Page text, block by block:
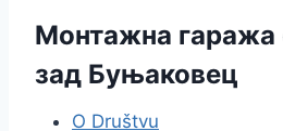
Монтажна гаража
зад Буњаковец
O Društvu